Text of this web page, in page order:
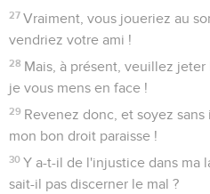
27 Vraiment, vous joueriez au
vendriez votre ami !
28 Mais, à présent, veuillez
je vous mens en face !
29 Revenez donc, et soyez
mon bon droit paraisse !
30 Y a-t-il de l'injustice dans ma
sait-il pas discerner le mal ?